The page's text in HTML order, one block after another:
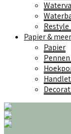
Papier & meer
Papier